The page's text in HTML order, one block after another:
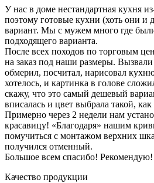
У нас в доме нестандартная кухня
поэтому готовые кухни (хоть они
вариант. Мы с мужем много где
подходящего варианта.
После всех походов по торговым
на заказ под наши размеры.
обмерил, посчитал, нарисовал
хотелось, и картинка в голове
скажу, что это самый дешевый
вписалась и цвет выбрала такой,
Примерно через 2 недели нам
красавицу! «Благодаря» нашим
помучиться с монтажом верхних
получился отменный.
Большое всем спасибо! Рекомендую!
Качество продукции